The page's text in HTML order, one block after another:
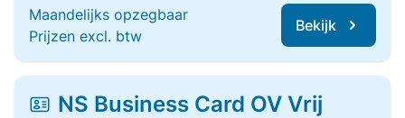
Maandelijks opzegbaar
Prijzen excl. btw
Bekijk
NS Business Card OV Vrij